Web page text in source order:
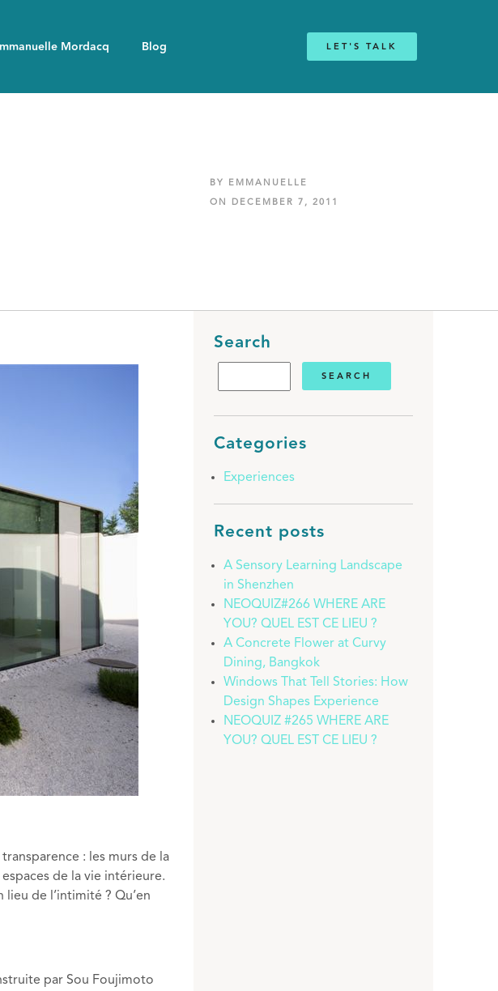
Mordacq Blog LET'S TALK
BY EMMANUELLE
ON DECEMBER 7, 2011
: les murs de la
de la vie intérieure.
de l’intimité ? Qu’en
par Sou Foujimoto
Search
Categories
Experiences
Recent posts
A Sensory Learning Landscape
in Shenzhen
NEOQUIZ#266 WHERE ARE
YOU? QUEL EST CE LIEU ?
A Concrete Flower at Curvy
Dining, Bangkok
Windows That Tell Stories: How
Design Shapes Experience
NEOQUIZ #265 WHERE ARE
YOU? QUEL EST CE LIEU ?